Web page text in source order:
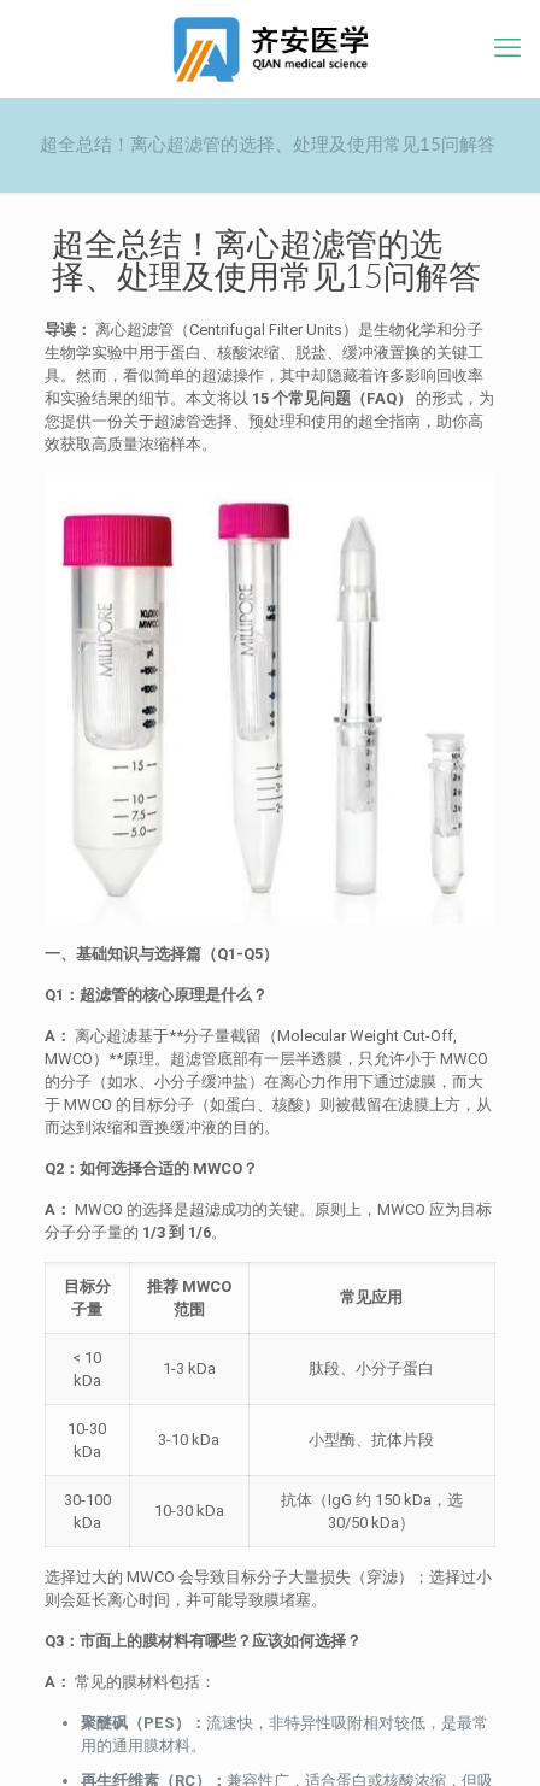
超全总结！离心超滤管的选择、处理及使用常见15问解答
超全总结！离心超滤管的选
择、处理及使用常见15问解答
导读： 离心超滤管（Centrifugal Filter Units）是生物化学和分子
生物学实验中用于蛋白、核酸浓缩、脱盐、缓冲液置换的关键工
具。然而，看似简单的超滤操作，其中却隐藏着许多影响回收率
和实验结果的细节。本文将以 15 个常见问题（FAQ）
的形式，为
您提供一份关于超滤管选择、预处理和使用的超全指南，助你高
效获取高质量浓缩样本。
一、基础知识与选择篇（Q1-Q5）
Q1：超滤管的核心原理是什么？
A： 离心超滤基于**分子量截留（Molecular Weight Cut-Off,
MWCO）**原理。超滤管底部有一层半透膜，只允许小于 MWCO
的分子（如水、小分子缓冲盐）在离心力作用下通过滤膜，而大
于 MWCO 的目标分子（如蛋白、核酸）则被截留在滤膜上方，从
而达到浓缩和置换缓冲液的目的。
Q2：如何选择合适的 MWCO？
A： MWCO 的选择是超滤成功的关键。原则上，MWCO 应为目标
分子分子量的 1/3 到 1/6。
目标分
子量
推荐 MWCO
范围
常见应用
< 10
kDa
1-3 kDa 肽段、小分子蛋白
10-30
kDa
3-10 kDa 小型酶、抗体片段
30-100
kDa
10-30 kDa
抗体（IgG 约 150 kDa，选
30/50 kDa）
选择过大的 MWCO 会导致目标分子大量损失（穿滤）；选择过小
则会延长离心时间，并可能导致膜堵塞。
Q3：市面上的膜材料有哪些？应该如何选择？
A： 常见的膜材料包括：
聚醚砜（PES）： 流速快，非特异性吸附相对较低，是最常
用的通用膜材料。
再生纤维素（RC）： 兼容性广，适合蛋白或核酸浓缩，但吸